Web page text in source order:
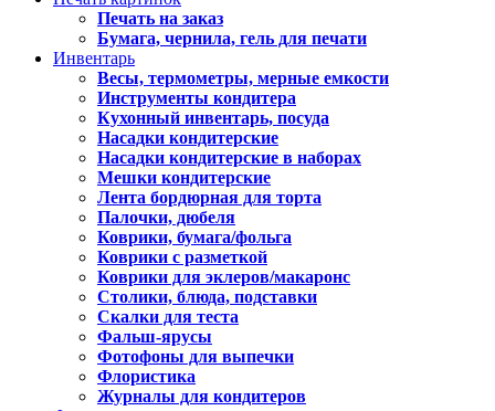
Печать на заказ
Бумага, чернила, гель для печати
Инвентарь
Весы, термометры, мерные емкости
Инструменты кондитера
Кухонный инвентарь, посуда
Насадки кондитерские
Насадки кондитерские в наборах
Мешки кондитерские
Лента бордюрная для торта
Палочки, дюбеля
Коврики, бумага/фольга
Коврики с разметкой
Коврики для эклеров/макаронс
Столики, блюда, подставки
Скалки для теста
Фальш-ярусы
Фотофоны для выпечки
Флористика
Журналы для кондитеров